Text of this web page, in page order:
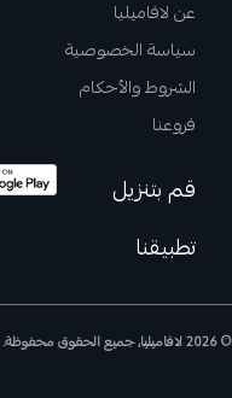
عن لافاميليا
سياسة الخصوصية
الشروط والأحكام
فروعنا
قم بتنزيل
تطبيقنا
© 2026 لافاميليا, جميع الحقوق محفوظة.